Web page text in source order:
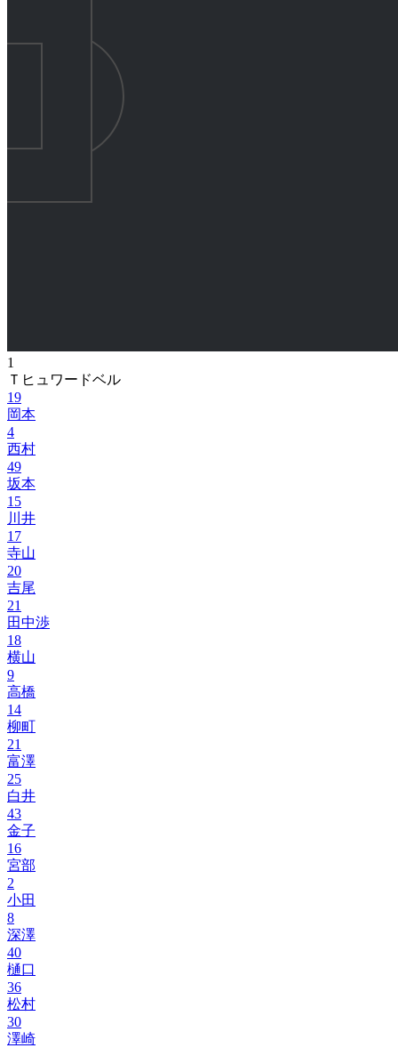
1
Ｔヒュワードベル
19
岡本
4
西村
49
坂本
15
川井
17
寺山
20
吉尾
21
田中渉
18
横山
9
高橋
14
柳町
21
富澤
25
白井
43
金子
16
宮部
2
小田
8
深澤
40
樋口
36
松村
30
澤崎